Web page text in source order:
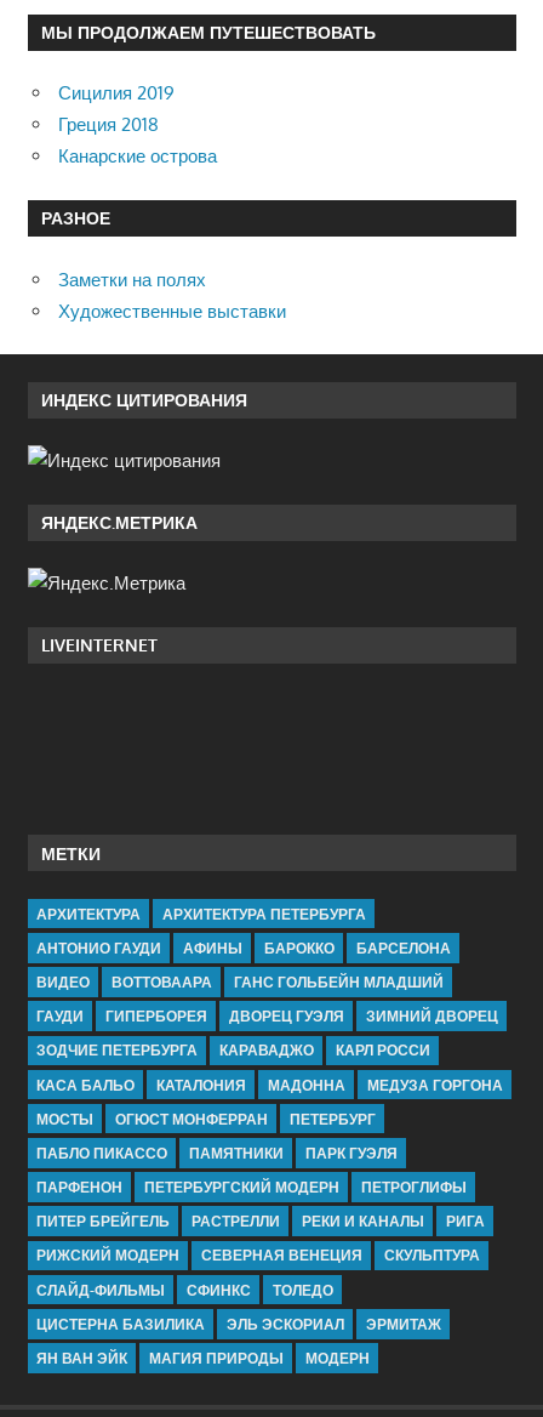
МЫ ПРОДОЛЖАЕМ ПУТЕШЕСТВОВАТЬ
Сицилия 2019
Греция 2018
Канарские острова
РАЗНОЕ
Заметки на полях
Художественные выставки
ИНДЕКС ЦИТИРОВАНИЯ
ЯНДЕКС.МЕТРИКА
LIVEINTERNET
МЕТКИ
АРХИТЕКТУРА
АРХИТЕКТУРА ПЕТЕРБУРГА
АНТОНИО ГАУДИ
АФИНЫ БАРОККО
БАРСЕЛОНА
ВИДЕО
ВОТТОВААРА
ГАНС ГОЛЬБЕЙН МЛАДШИЙ
ГАУДИ
ГИПЕРБОРЕЯ ДВОРЕЦ ГУЭЛЯ
ЗИМНИЙ ДВОРЕЦ
ЗОДЧИЕ ПЕТЕРБУРГА
КАРАВАДЖО
КАРЛ РОССИ
КАСА БАЛЬО
КАТАЛОНИЯ МАДОННА
МЕДУЗА ГОРГОНА
МОСТЫ
ОГЮСТ МОНФЕРРАН
ПЕТЕРБУРГ
ПАБЛО ПИКАССО
ПАМЯТНИКИ
ПАРК ГУЭЛЯ
ПАРФЕНОН
ПЕТЕРБУРГСКИЙ МОДЕРН
ПЕТРОГЛИФЫ
ПИТЕР БРЕЙГЕЛЬ
РАСТРЕЛЛИ РЕКИ И КАНАЛЫ
РИГА
РИЖСКИЙ МОДЕРН
СЕВЕРНАЯ ВЕНЕЦИЯ
СКУЛЬПТУРА
СЛАЙД-ФИЛЬМЫ
СФИНКС
ТОЛЕДО
ЦИСТЕРНА БАЗИЛИКА
ЭЛЬ ЭСКОРИАЛ
ЭРМИТАЖ
ЯН ВАН ЭЙК
МАГИЯ ПРИРОДЫ МОДЕРН